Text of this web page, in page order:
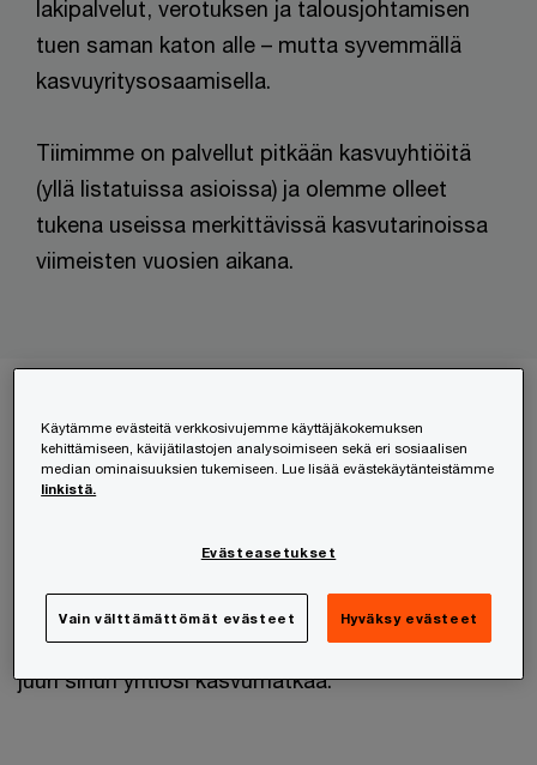
lakipalvelut, verotuksen ja talousjohtamisen
tuen saman katon alle – mutta syvemmällä
kasvuyritysosaamisella.
Tiimimme on palvellut pitkään kasvuyhtiöitä
(yllä listatuissa asioissa) ja olemme olleet
tukena useissa merkittävissä kasvutarinoissa
viimeisten vuosien aikana.
yhdessä
Tiimimme on valmiina auttamaan yritystäsi
Ota yhteyttä ja selvitetään, miten voimme tukea
juuri sinun yhtiösi kasvumatkaa.
Käytämme evästeitä verkkosivujemme käyttäjäkokemuksen
kehittämiseen, kävijätilastojen analysoimiseen sekä eri sosiaalisen
median ominaisuuksien tukemiseen. Lue lisää evästekäytänteistämme
linkistä.
Evästeasetukset
Vain välttämättömät evästeet Hyväksy evästeet